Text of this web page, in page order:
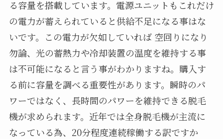
る容量を搭載しています。電源ユニットもこれだけ
の電力が蓄えられていると供給不足になる事はな
いです。この電力が欠如していれば 空回りになり
勿論、光の蓄熱力や冷却装置の温度を維持する事
は不可能になると言う事がわかりますね。購入す
る前に容量を調べる重要性があります。瞬時のパ
ワーではなく、長時間のパワーを維持できる脱毛
機が求められます。近年では全身脱毛機が主流に
なっている為、20分程度連続稼働する訳ですか